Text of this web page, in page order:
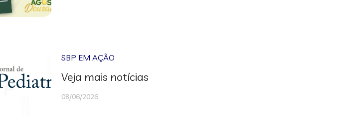
SBP EM AÇÃO
Veja mais notícias
08/06/2026